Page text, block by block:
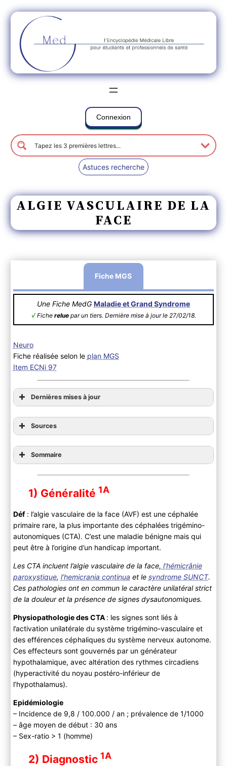
Connexion
Astuces recherche
ALGIE VASCULAIRE DE LA
FACE
Fiche MGS
Une Fiche MedG Maladie et Grand Syndrome
√Fiche reluepar un tiers. Dernière mise à jour le 27/02/18.
Neuro
Fiche réalisée selon le plan MGS
Item ECNi 97
Dernières mises à jour
Sources
Sommaire
1) Généralité 1A
Déf: l’algie vasculaire de la face (AVF) est une céphalée
primaire rare, la plus importante des céphalées trigémino-
autonomiques (CTA). C’est une maladie bénigne mais qui
peut être à l’origine d’un handicap important.
Les CTA incluent l’algie vasculaire de la face, l’hémicrânie
paroxystique, l’hemicrania continua et le syndrome SUNCT.
Ces pathologies ont en commun le caractère unilatéral strict
de la douleur et la présence de signes dysautonomiques.
Physiopathologie des CTA : les signes sont liés à
l’activation unilatérale du système trigémino-vasculaire et
des efférences céphaliques du système nerveux autonome.
Ces effecteurs sont gouvernés par un générateur
hypothalamique, avec altération des rythmes circadiens
(hyperactivité du noyau postéro-inférieur de
l’hypothalamus).
Epidémiologie
– Incidence de 9,8 / 100.000 / an ; prévalence de 1/1000
– âge moyen de début : 30 ans
– Sex-ratio > 1 (homme)
2) Diagnostic 1A